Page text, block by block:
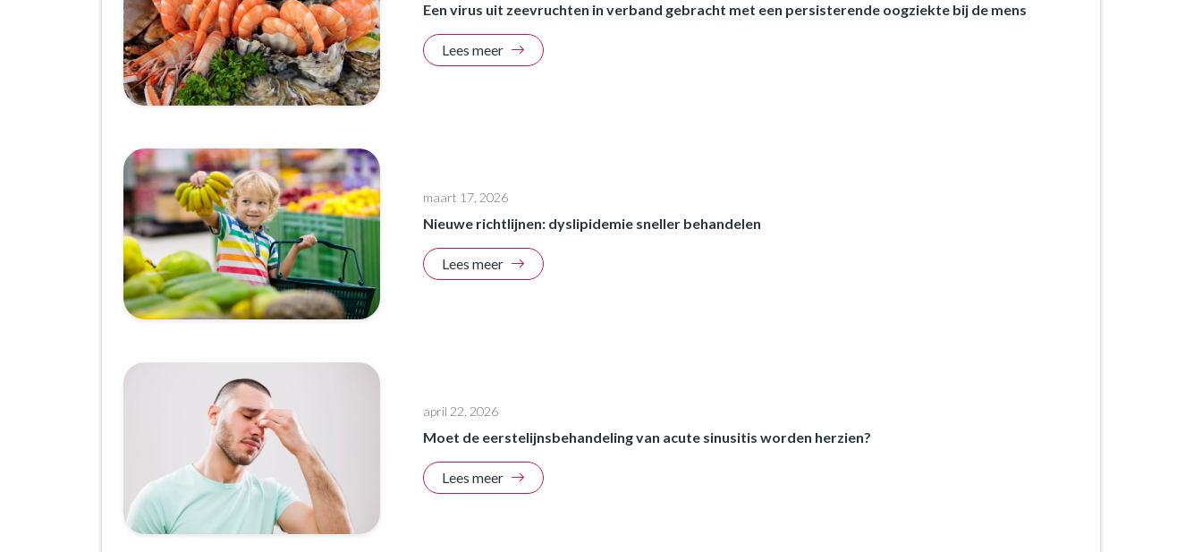
Een virus uit zeevruchten in verband gebracht met een persisterende oogziekte bij de mens
Lees meer
maart 17, 2026
Nieuwe richtlijnen: dyslipidemie sneller behandelen
Lees meer
april 22, 2026
Moet de eerstelijnsbehandeling van acute sinusitis worden herzien?
Lees meer